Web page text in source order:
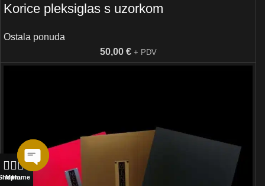
Korice pleksiglas s uzorkom
Ostala ponuda
50,00 € + PDV
Menu
Home